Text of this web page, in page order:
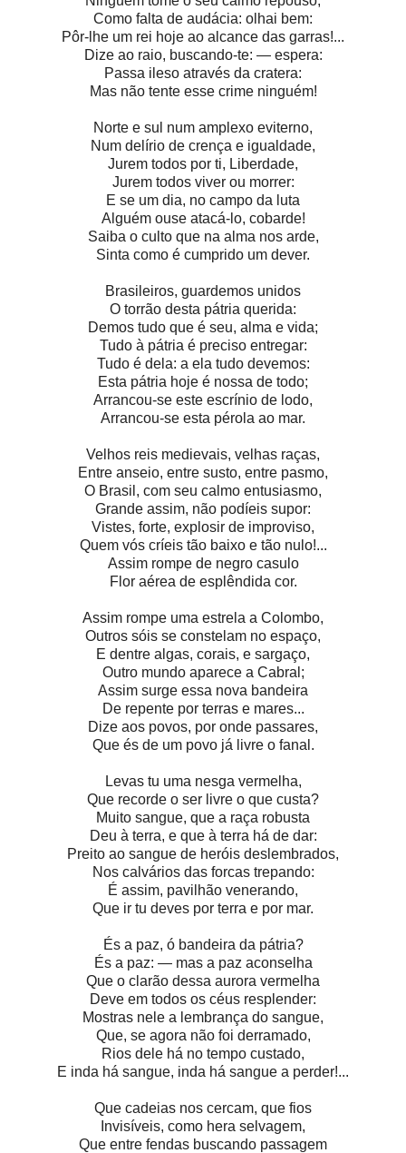
Como falta de audácia: olhai bem:
Pôr-lhe um rei hoje ao alcance das garras!...
Dize ao raio, buscando-te: — espera:
Passa ileso através da cratera:
Mas não tente esse crime ninguém!
Norte e sul num amplexo eviterno,
Num delírio de crença e igualdade,
Jurem todos por ti, Liberdade,
Jurem todos viver ou morrer:
E se um dia, no campo da luta
Alguém ouse atacá-lo, cobarde!
Saiba o culto que na alma nos arde,
Sinta como é cumprido um dever.
Brasileiros, guardemos unidos
O torrão desta pátria querida:
Demos tudo que é seu, alma e vida;
Tudo à pátria é preciso entregar:
Tudo é dela: a ela tudo devemos:
Esta pátria hoje é nossa de todo;
Arrancou-se este escrínio de lodo,
Arrancou-se esta pérola ao mar.
Velhos reis medievais, velhas raças,
Entre anseio, entre susto, entre pasmo,
O Brasil, com seu calmo entusiasmo,
Grande assim, não podíeis supor:
Vistes, forte, explosir de improviso,
Quem vós críeis tão baixo e tão nulo!...
Assim rompe de negro casulo
Flor aérea de esplêndida cor.
Assim rompe uma estrela a Colombo,
Outros sóis se constelam no espaço,
E dentre algas, corais, e sargaço,
Outro mundo aparece a Cabral;
Assim surge essa nova bandeira
De repente por terras e mares...
Dize aos povos, por onde passares,
Que és de um povo já livre o fanal.
Levas tu uma nesga vermelha,
Que recorde o ser livre o que custa?
Muito sangue, que a raça robusta
Deu à terra, e que à terra há de dar:
Preito ao sangue de heróis deslembrados,
Nos calvários das forcas trepando:
É assim, pavilhão venerando,
Que ir tu deves por terra e por mar.
És a paz, ó bandeira da pátria?
És a paz: — mas a paz aconselha
Que o clarão dessa aurora vermelha
Deve em todos os céus resplender:
Mostras nele a lembrança do sangue,
Que, se agora não foi derramado,
Rios dele há no tempo custado,
E inda há sangue, inda há sangue a perder!...
Que cadeias nos cercam, que fios
Invisíveis, como hera selvagem,
Que entre fendas buscando passagem